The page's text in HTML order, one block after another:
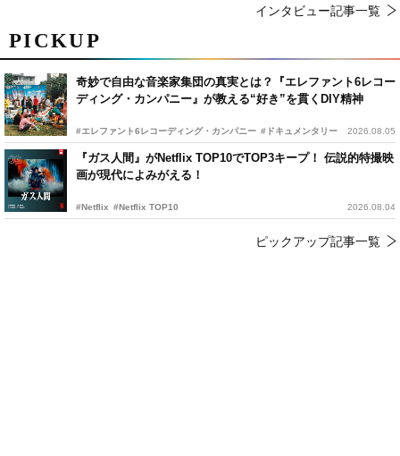
PICKUP
奇妙で自由な音楽家集団の真実とは？『エレファント6レコー
ディング・カンパニー』が教える“好き”を貫くDIY精神
#エレファント6レコーディング・カンパニー #ドキュメンタリー 2026.08.05
『ガス人間』がNetflix TOP10でTOP3キープ！ 伝説的特撮映
画が現代によみがえる！
#Netflix #Netflix TOP10 2026.08.04
ピックアップ記事一覧
インタビュー記事一覧